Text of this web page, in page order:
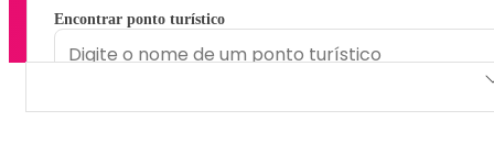
Encontrar ponto turístico